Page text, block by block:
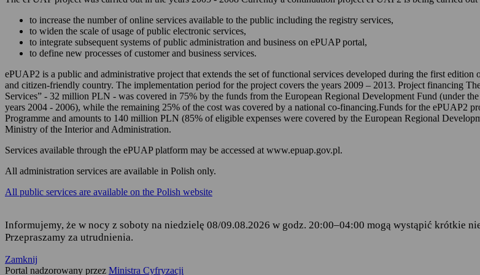
zarządzania Twoim kontem na ePUAP-ie,
korzystania z usług online udostępnionych na ePUAP-ie i w serwisie
składania podań i wniosków za pomocą formularzy elektronicznych
odbierania korespondencji doręczanej przez podmioty publiczne.
Podstawę przetwarzania danych stanowią:
Rozporządzenie Parlamentu Europejskiego i Rady (UE) 2016/679 z
fizycznych w związku z przetwarzaniem danych osobowych i w sprawie
Ustawa z dnia 17 lutego 2005 r. o informatyzacji działalności podmiotów
ust. 1 i 2,
Rozporządzenie Ministra Cyfryzacji z dnia 5 października 2016 r. w
elektronicznej platformy usług administracji publicznej.
Odbiorcą Twoich danych jest Centralny Ośrodek Informatyki, który w imieniu
to increase the number of online services available to the public including the registry services,
to widen the scale of usage of public electronic services,
to integrate subsequent systems of public administration and business on ePUAP portal,
to define new processes of customer and business services.
ePUAP2 is a public and administrative project that extends the set of functional services developed during the first
and citizen-friendly country. The implementation period for the project covers the years 2009 – 2013. Project financing
Services” - 32 million PLN - was covered in 75% by the funds from the European Regional Development Fund (under
years 2004 - 2006), while the remaining 25% of the cost was covered by a national co-financing.Funds for the ePUAP2
Programme and amounts to 140 million PLN (85% of eligible expenses were covered by the European Regional
Ministry of the Interior and Administration.
Services available through the ePUAP platform may be accessed at www.epuap.gov.pl.
All administration services are available in Polish only.
All public services are available on the Polish website
Informujemy, że w nocy z soboty na niedzielę 08/09.08.2026 w godz. 20:00–04:00 mogą wystąpić krótkie
Przepraszamy za utrudnienia.
Zamknij
Portal nadzorowany przez Ministra Cyfryzacji